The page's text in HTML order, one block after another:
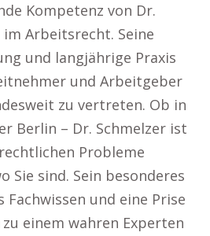
Kompetenz von Dr.
Arbeitsrecht. Seine
und langjährige Praxis
und Arbeitgeber
zu vertreten. Ob in
Berlin – Dr. Schmelzer ist
Probleme
Sie sind. Sein besonderes
und eine Prise
einem wahren Experten